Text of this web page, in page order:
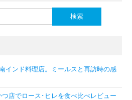
インド料理店。ミールスと再訪時の感
つ店でロース･ヒレを食べ比べレビュー